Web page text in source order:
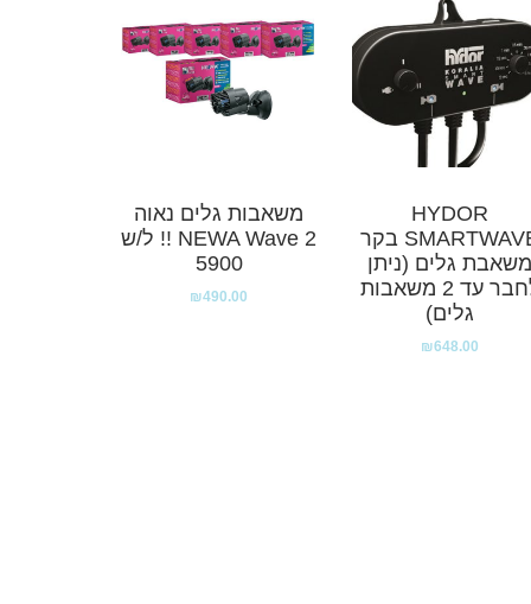
HYDOR
SMARTWAVE בקר
משאבת גלים (ניתן
לחבר עד 2 משאבות
גלים)
₪648.00
משאבות גלים נאוה
NEWA Wave 2 !! ל/ש
5900
₪490.00